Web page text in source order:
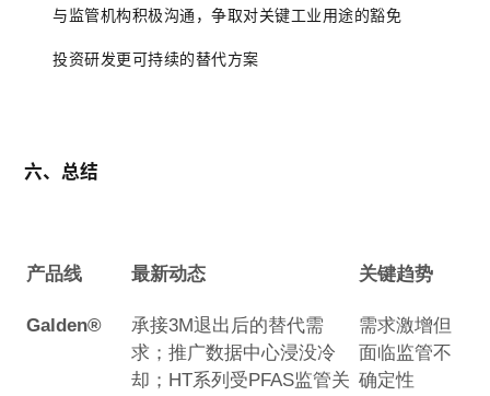
与监管机构积极沟通，争取对关键工业用途的豁免
投资研发更可持续的替代方案
六、总结
产品线 最新动态 关键趋势
Galden®
承接3M退出后的替代需
求；推广数据中心浸没冷
却；HT系列受PFAS监管关
需求激增但
面临监管不
确定性